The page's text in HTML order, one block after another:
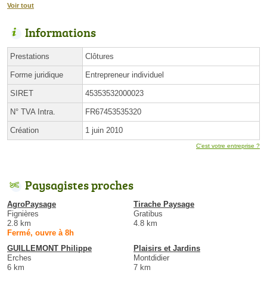
Voir tout
Informations
Prestations Clôtures
Forme juridique Entrepreneur individuel
SIRET 45353532000023
N° TVA Intra. FR67453535320
Création 1 juin 2010
C'est votre entreprise ?
Paysagistes proches
AgroPaysage
Fignières
2.8 km
Fermé, ouvre à 8h
Tirache Paysage
Gratibus
4.8 km
GUILLEMONT Philippe
Erches
6 km
Plaisirs et Jardins
Montdidier
7 km